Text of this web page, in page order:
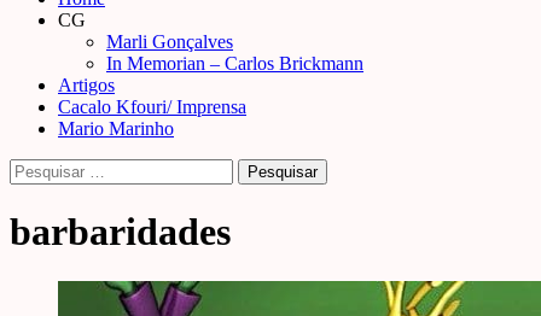
Menu
CG
Marli Gonçalves
In Memorian – Carlos Brickmann
Artigos
Cacalo Kfouri/ Imprensa
Mario Marinho
Pesquisar
por:
barbaridades